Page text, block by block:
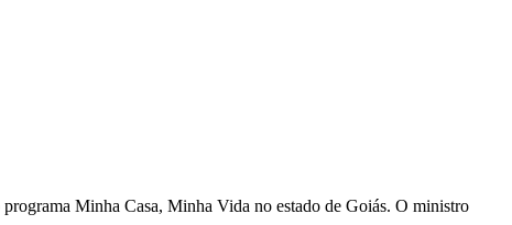
Minha Casa, Minha Vida no estado de Goiás. O ministro